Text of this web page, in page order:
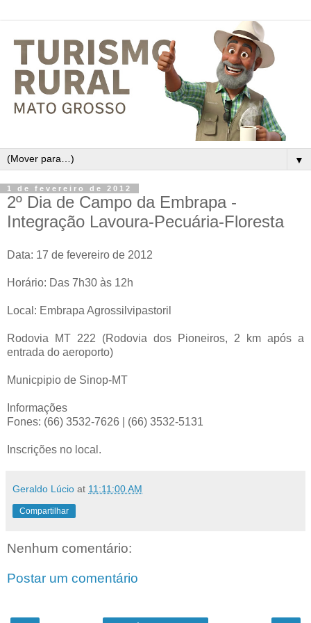
▼
1 de fevereiro de 2012
2º Dia de Campo da Embrapa -
Integração Lavoura-Pecuária-Floresta
Data: 17 de fevereiro de 2012
Horário: Das 7h30 às 12h
Local: Embrapa Agrossilvipastoril
Rodovia MT 222 (Rodovia dos Pioneiros, 2 km após a
entrada do aeroporto)
Municpipio de Sinop-MT
Informações
Fones: (66) 3532-7626 | (66) 3532-5131
Inscrições no local.
Geraldo Lúcio at 11:11:00 AM
Compartilhar
Nenhum comentário:
Postar um comentário